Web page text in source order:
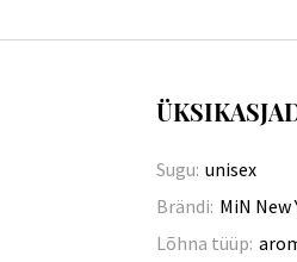
Sugu: unisex
Brändi: MiN New
Lõhna tüüp: